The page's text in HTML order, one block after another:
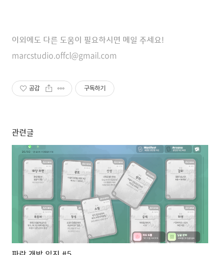
이외에도 다른 도움이 필요하시면 메일 주세요!
marcstudio.offcl@gmail.com
공감 구독하기
관련글